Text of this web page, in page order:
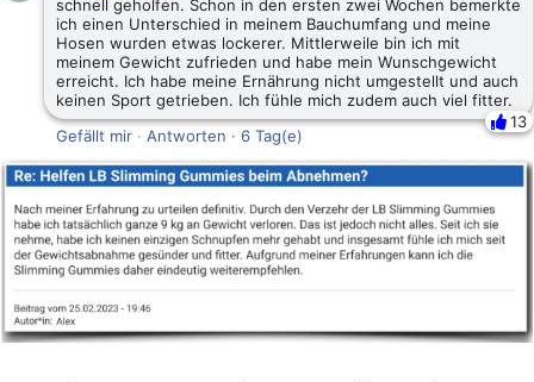
schnell geholfen. Schon in den ersten zwei Wochen bemerkte
ich einen Unterschied in meinem Bauchumfang und meine
Hosen wurden etwas lockerer. Mittlerweile bin ich mit
meinem Gewicht zufrieden und habe mein Wunschgewicht
erreicht. Ich habe meine Ernährung nicht umgestellt und auch
keinen Sport getrieben. Ich fühle mich zudem auch viel fitter.
13
Gefällt mir · Antworten · 6 Tag(e)